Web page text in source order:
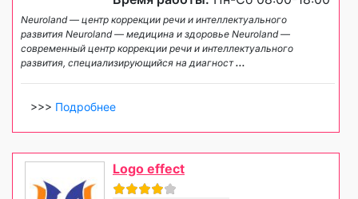
Neuroland — центр коррекции речи и интеллектуального
развития Neuroland — медицина и здоровье Neuroland —
современный центр коррекции речи и интеллектуального
развития, специализирующийся на диагност...
>>> Подробнее
Logo effect